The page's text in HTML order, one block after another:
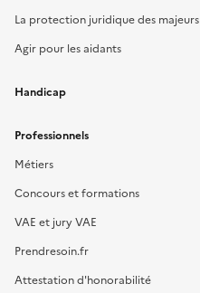
La protection juridique des majeurs
Agir pour les aidants
Handicap
Professionnels
Métiers
Concours et formations
VAE et jury VAE
Prendresoin.fr
Attestation d'honorabilité